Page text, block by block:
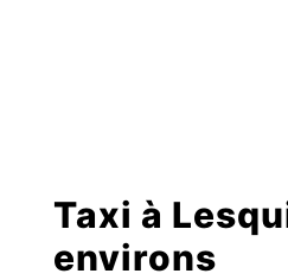
Taxi à
environs